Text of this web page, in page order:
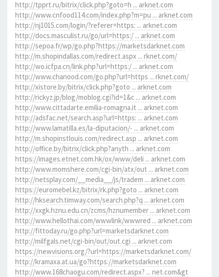
http://tpprt.ru/bitrix/click.php?goto=h ... arknet.com
http://www.cnfood114.com/index.php?m=pu ... arknet.com
http://nj1015.com/login/?referer=https: ... arknet.com
http://docs.masculist.ru/go/url=https:/ ... arknet.com
http://sepoa.fr/wp/go.php?https://marketsdarknet.com
http://m.shopindallas.com/redirect.aspx ... rknet.com/
http://wo.icfpa.cn/link.php?url=https:/ ... arknet.com
http://www.chanood.com/go.php?url=https ... rknet.com/
http://xistore.by/bitrix/click.php?goto ... arknet.com
http://rickyz.jp/blog/moblog.cgi?id=1&c ... arknet.com
http://www.cittadarte.emilia-romagna.it ... arknet.com
http://adsfac.net/search.asp?url=https: ... arknet.com
http://www.lamatilla.es/la-diputacion/- ... arknet.com
http://m.shopinstlouis.com/redirect.asp ... arknet.com
http://office.by/bitrix/click.php?anyth ... arknet.com
https://images.etnet.com.hk/ox/www/deli ... arknet.com
http://www.momshere.com/cgi-bin/atx/out ... arknet.com
http://netsplay.com/__media__/js/tradem ... arknet.com
https://euromebel.kz/bitrix/rk.php?goto ... arknet.com
http://hksearch.timway.com/search.php?q ... arknet.com
http://xxgk.hznu.edu.cn/zcms/hznumember ... arknet.com
http://www.hellothai.com/wwwlink/wwwred ... arknet.com
http://fittoday.ru/go.php?url=marketsdarknet.com
http://milfgals.net/cgi-bin/out/out.cgi ... arknet.com
https://newvisions.org/?url=https://marketsdarknet.com/
http://kramaxa.at.ua/go?https://marketsdarknet.com
http://www.168chaogu.com/redirect.aspx? ... net.com&gt